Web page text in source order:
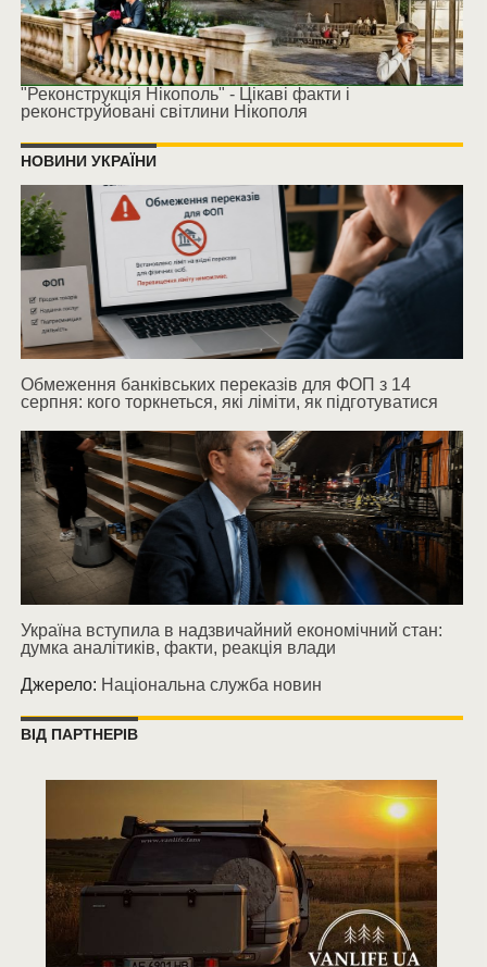
"Реконструкція Нікополь" - Цікаві факти і
реконструйовані світлини Нікополя
НОВИНИ УКРАЇНИ
Обмеження банківських переказів для ФОП з 14
серпня: кого торкнеться, які ліміти, як підготуватися
Україна вступила в надзвичайний економічний стан:
думка аналітиків, факти, реакція влади
Джерело: Національна служба новин
ВІД ПАРТНЕРІВ